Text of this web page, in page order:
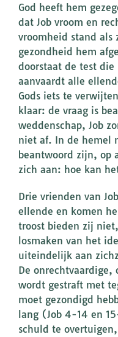
God heeft hem
dat Job vroom en
vroomheid stand
gezondheid hem
doorstaat de test
aanvaardt alle
Gods iets te
klaar: de vraag is
weddenschap, Job
niet af. In de hemel
beantwoord zijn, op
zich aan: hoe kan
Drie vrienden van
ellende en komen
troost bieden zij
losmaken van het
uiteindelijk aan
De
wordt gestraft met
moet gezondigd
lang (Job 4-14 en
schuld te